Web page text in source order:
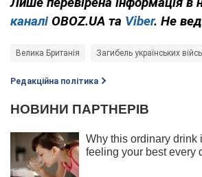
каналі OBOZ.UA та Viber. Не
Велика Британія Загибель українських
Редакційна політика